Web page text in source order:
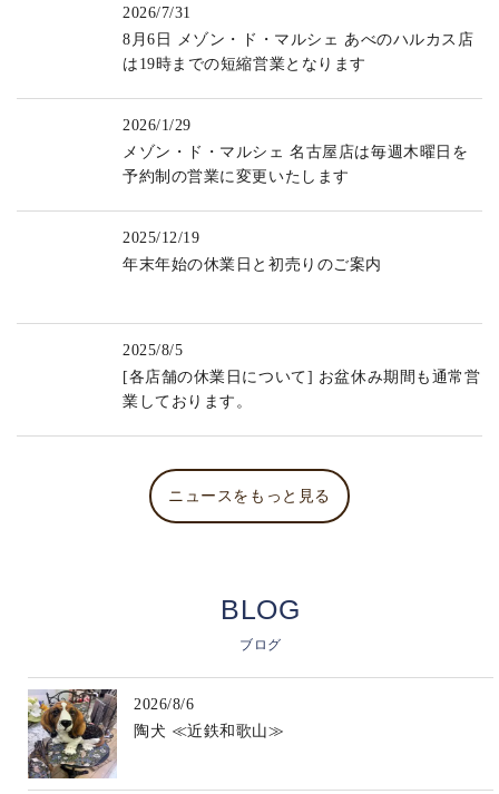
2026/7/31
8月6日 メゾン・ド・マルシェ あべのハルカス店
は19時までの短縮営業となります
2026/1/29
メゾン・ド・マルシェ 名古屋店は毎週木曜日を
予約制の営業に変更いたします
2025/12/19
年末年始の休業日と初売りのご案内
2025/8/5
[各店舗の休業日について] お盆休み期間も通常営
業しております。
ニュースをもっと見る
BLOG
ブログ
2026/8/6
陶犬 ≪近鉄和歌山≫